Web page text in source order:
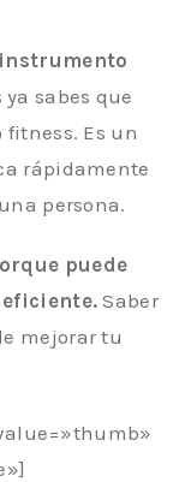
ya sabes que
Es un
rápidamente
persona.
puede
Saber
mejorar tu